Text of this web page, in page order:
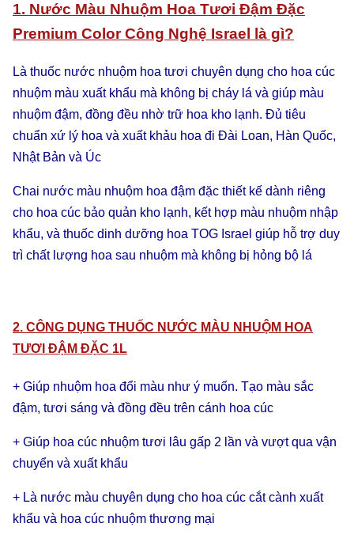
1. Nước Màu Nhuộm Hoa Tươi Đậm Đặc
Premium Color Công Nghệ Israel là gì?
Là thuốc nước nhuộm hoa tươi chuyên dụng cho hoa cúc
nhuộm màu xuất khẩu mà không bị cháy lá và giúp màu
nhuộm đậm, đồng đều nhờ trữ hoa kho lạnh. Đủ tiêu
chuẩn xứ lý hoa và xuất khảu hoa đi Đài Loan, Hàn Quốc,
Nhật Bản và Úc
Chai nước màu nhuộm hoa đậm đặc thiết kế dành riêng
cho hoa cúc bảo quản kho lạnh, kết hợp màu nhuộm nhập
khẩu, và thuốc dinh dưỡng hoa TOG Israel giúp hỗ trợ duy
trì chất lượng hoa sau nhuộm mà không bị hỏng bộ lá
2. CÔNG DỤNG THUỐC NƯỚC MÀU NHUỘM HOA
TƯƠI ĐẬM ĐẶC 1L
+ Giúp nhuộm hoa đổi màu như ý muốn. Tạo màu sắc
đậm, tươi sáng và đồng đều trên cánh hoa cúc
+ Giúp hoa cúc nhuộm tươi lâu gấp 2 lần và vượt qua vận
chuyển và xuất khẩu
+ Là nước màu chuyên dụng cho hoa cúc cắt cành xuất
khẩu và hoa cúc nhuộm thương mại